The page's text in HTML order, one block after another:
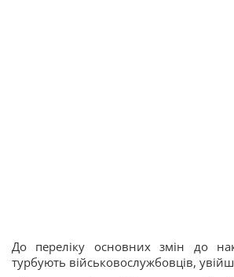
До переліку основних змін до
турбують військовослужбовців,